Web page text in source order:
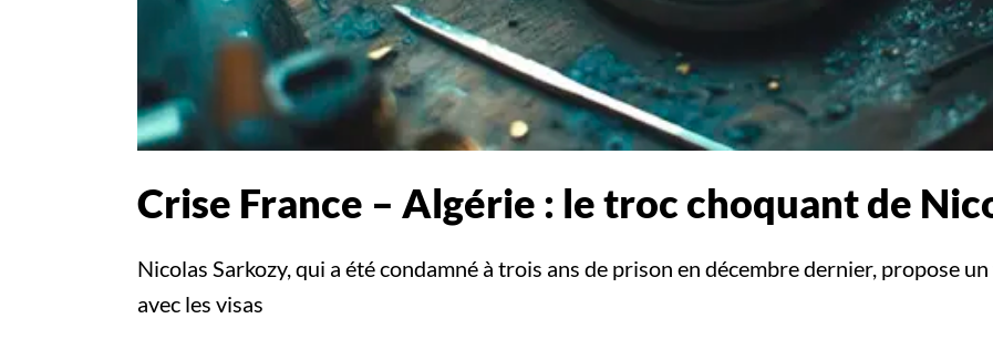
Crise France – Algérie : le troc choquant de
Nicolas Sarkozy, qui a été condamné à trois ans de prison en décembre dernier, propose
avec les visas